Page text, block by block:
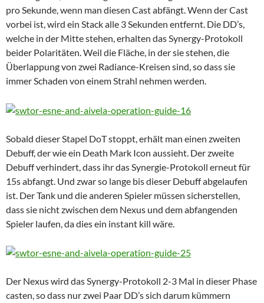
pro Sekunde, wenn man diesen Cast abfängt. Wenn der Cast
vorbei ist, wird ein Stack alle 3 Sekunden entfernt. Die DD’s,
welche in der Mitte stehen, erhalten das Synergy-Protokoll
beider Polaritäten. Weil die Fläche, in der sie stehen, die
Überlappung von zwei Radiance-Kreisen sind, so dass sie
immer Schaden von einem Strahl nehmen werden.
Sobald dieser Stapel DoT stoppt, erhält man einen zweiten
Debuff, der wie ein Death Mark Icon aussieht. Der zweite
Debuff verhindert, dass ihr das Synergie-Protokoll erneut für
15s abfangt. Und zwar so lange bis dieser Debuff abgelaufen
ist. Der Tank und die anderen Spieler müssen sicherstellen,
dass sie nicht zwischen dem Nexus und dem abfangenden
Spieler laufen, da dies ein instant kill wäre.
Der Nexus wird das Synergy-Protokoll 2-3 Mal in dieser Phase
casten, so dass nur zwei Paar DD’s sich darum kümmern